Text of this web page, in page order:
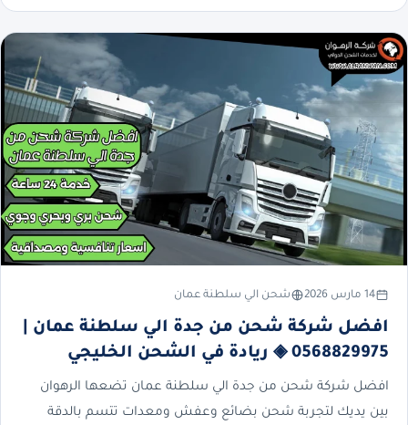
14 مارس 2026 شحن الي سلطنة عمان
افضل شركة شحن من جدة الي سلطنة عمان |
0568829975 ◈ ريادة في الشحن الخليجي
افضل شركة شحن من جدة الي سلطنة عمان تضعها الرهوان
بين يديك لتجربة شحن بضائع وعفش ومعدات تتسم بالدقة